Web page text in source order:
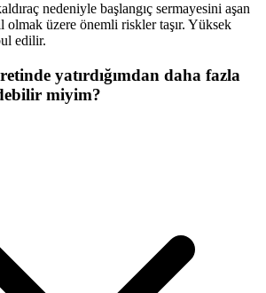
nedeniyle başlangıç sermayesini aşan
olmak üzere önemli riskler taşır. Yüksek
edilir.
yatırdığımdan daha fazla
miyim?